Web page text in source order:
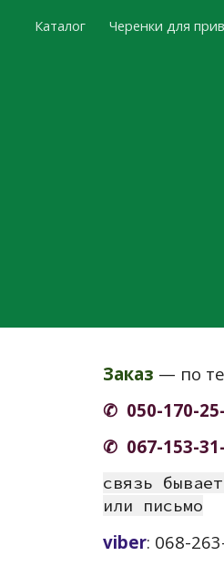
Каталог Черенки для
Заказ — по
✆ 050-170-
✆ 067-153-
связь
или письмо
viber: 068-